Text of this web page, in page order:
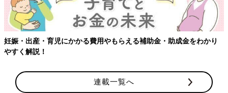
妊娠・出産・育児にかかる費用やもらえる補助金・助成金をわかり
やすく解説！
連載一覧へ